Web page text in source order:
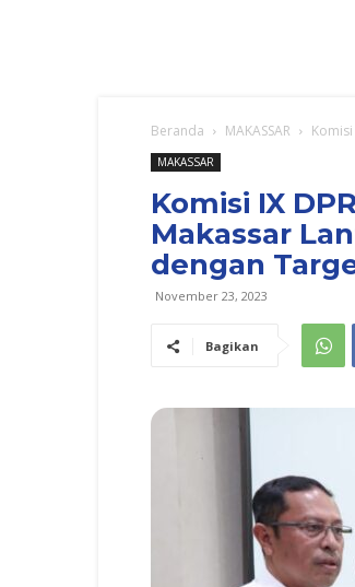
Beranda MAKASSAR
MAKASSAR
Komisi IX
Makassar
dengan
November 23, 2023
Bagikan